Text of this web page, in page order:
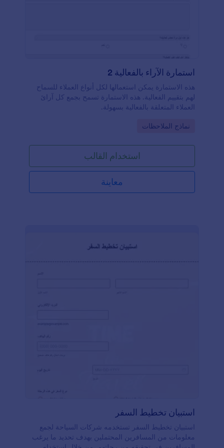
استمارة الآراء بالفعالية 2
هذه الاستمارة يمكن استعمالها لكل أنواع العملاء للسماح
لهم بتقييم الفعالية. هذه الاستمارة تسمح بجمع كل آرائ
العملاء المتعلقة بالفعالية بسهولة.
Go to Category:
نماذج الملاحظات
استخدام القالب
معاينة
استبيان تخطيط السفر
استبيان تخطيط السفر تستخدمه شركات السياحة لجمع
معلومات من المسافرين المحتملين بهدف تحديد ما يرغب